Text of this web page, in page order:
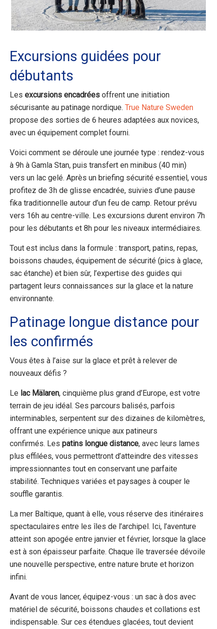
Excursions guidées pour
débutants
Les excursions encadrées offrent une initiation
sécurisante au patinage nordique. True Nature Sweden
propose des sorties de 6 heures adaptées aux novices,
avec un équipement complet fourni.
Voici comment se déroule une journée type : rendez-vous
à 9h à Gamla Stan, puis transfert en minibus (40 min)
vers un lac gelé. Après un briefing sécurité essentiel, vous
profitez de 3h de glisse encadrée, suivies d’une pause
fika traditionnelle autour d’un feu de camp. Retour prévu
vers 16h au centre-ville. Les excursions durent environ 7h
pour les débutants et 8h pour les niveaux intermédiaires.
Tout est inclus dans la formule : transport, patins, repas,
boissons chaudes, équipement de sécurité (pics à glace,
sac étanche) et bien sûr, l’expertise des guides qui
partagent leurs connaissances sur la glace et la nature
environnante.
Patinage longue distance pour
les confirmés
Vous êtes à l’aise sur la glace et prêt à relever de
nouveaux défis ?
Le lac Mälaren, cinquième plus grand d’Europe, est votre
terrain de jeu idéal. Ses parcours balisés, parfois
interminables, serpentent sur des dizaines de kilomètres,
offrant une expérience unique aux patineurs
confirmés. Les patins longue distance, avec leurs lames
plus effilées, vous permettront d’atteindre des vitesses
impressionnantes tout en conservant une parfaite
stabilité. Techniques variées et paysages à couper le
souffle garantis.
La mer Baltique, quant à elle, vous réserve des itinéraires
spectaculaires entre les îles de l’archipel. Ici, l’aventure
atteint son apogée entre janvier et février, lorsque la glace
est à son épaisseur parfaite. Chaque île traversée dévoile
une nouvelle perspective, entre nature brute et horizon
infini.
Avant de vous lancer, équipez-vous : un sac à dos avec
matériel de sécurité, boissons chaudes et collations est
indispensable. Sur ces étendues glacées, tout devient